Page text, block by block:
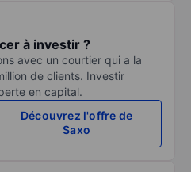
à investir ?
avec un courtier qui a la
de clients. Investir
en capital.
Découvrez l'offre de
Saxo